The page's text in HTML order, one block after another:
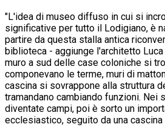
"L'idea di museo diffuso in cui si
significative per tutto il Lodigiano, è
partire da questa stalla antica
biblioteca - aggiunge l'architetto
muro a sud delle case coloniche si
componevano le terme, muri di
cascina si sovrappone alla struttura
tramandano cambiando funzioni. Nei
diventate campi, poi è sorto un
ecclesiastico, seguito da una cascina